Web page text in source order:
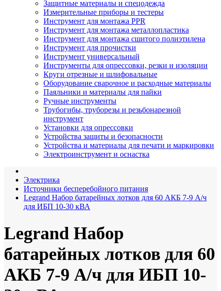
Защитные материалы и спецодежда
Измерительные приборы и тестеры
Инструмент для монтажа PPR
Инструмент для монтажа металлопластика
Инструмент для монтажа сшитого полиэтилена
Инструмент для прочистки
Инструмент универсальный
Инструменты для опрессовки, резки и изоляции
Круги отрезные и шлифовальные
Оборудование сварочное и расходные материалы
Паяльники и материалы для пайки
Ручные инструменты
Трубогибы, труборезы и резьбонарезной
инструмент
Установки для опрессовки
Устройства защиты и безопасности
Устройства и материалы для печати и маркировки
Электроинструмент и оснастка
Электрика
Источники бесперебойного питания
Legrand Набор батарейных лотков для 60 АКБ 7-9 А/ч
для ИБП 10-30 кВА
Legrand Набор
батарейных лотков для 60
АКБ 7-9 А/ч для ИБП 10-